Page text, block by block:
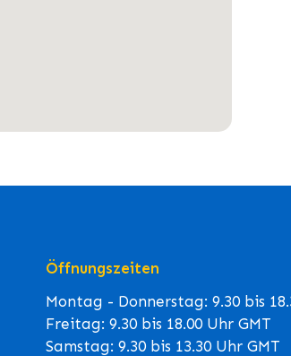
Öffnungszeiten
Montag - Donnerstag: 9.30 bis
Freitag: 9.30 bis 18.00 Uhr GMT
Samstag: 9.30 bis 13.30 Uhr GMT